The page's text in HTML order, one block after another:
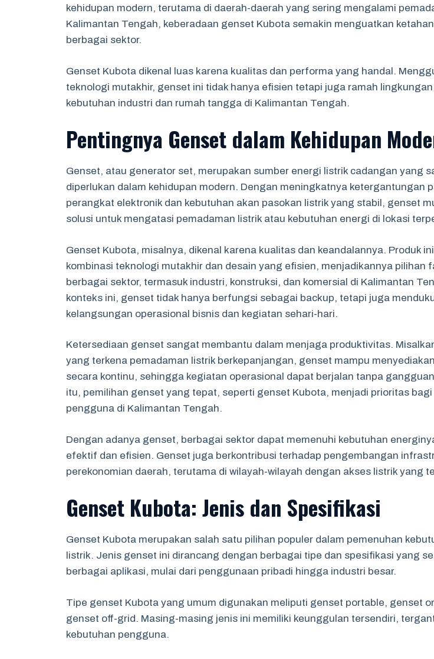
kehidupan modern, terutama di daerah-daerah yang sering mengalami
Kalimantan Tengah, keberadaan genset Kubota semakin menguatkan
berbagai sektor.
Genset Kubota dikenal luas karena kualitas dan performa yang handal.
teknologi mutakhir, genset ini tidak hanya efisien tetapi juga ramah
kebutuhan industri dan rumah tangga di Kalimantan Tengah.
Pentingnya Genset dalam Kehidupan
Genset, atau generator set, merupakan sumber energi listrik cadangan yang
diperlukan dalam kehidupan modern. Dengan meningkatnya ketergantungan
perangkat elektronik dan kebutuhan akan pasokan listrik yang stabil, genset
solusi untuk mengatasi pemadaman listrik atau kebutuhan energi di lokasi
Genset Kubota, misalnya, dikenal karena kualitas dan keandalannya. Produk
kombinasi teknologi mutakhir dan desain yang efisien, menjadikannya pilihan
berbagai sektor, termasuk industri, konstruksi, dan komersial di Kalimantan
konteks ini, genset tidak hanya berfungsi sebagai backup, tetapi juga
kelangsungan operasional bisnis dan kegiatan sehari-hari.
Ketersediaan genset sangat membantu dalam menjaga produktivitas.
yang terkena pemadaman listrik berkepanjangan, genset mampu
secara kontinu, sehingga kegiatan operasional dapat berjalan tanpa
itu, pemilihan genset yang tepat, seperti genset Kubota, menjadi prioritas bagi
pengguna di Kalimantan Tengah.
Dengan adanya genset, berbagai sektor dapat memenuhi kebutuhan
efektif dan efisien. Genset juga berkontribusi terhadap pengembangan
perekonomian daerah, terutama di wilayah-wilayah dengan akses listrik yang
Genset Kubota: Jenis dan Spesifikasi
Genset Kubota merupakan salah satu pilihan populer dalam pemenuhan
listrik. Jenis genset ini dirancang dengan berbagai tipe dan spesifikasi yang
berbagai aplikasi, mulai dari penggunaan pribadi hingga industri besar.
Tipe genset Kubota yang umum digunakan meliputi genset portable, genset
genset off-grid. Masing-masing jenis ini memiliki keunggulan tersendiri,
kebutuhan pengguna.